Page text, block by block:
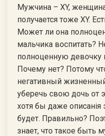
Мужчина – XY,
получается тоже XY.
Может ли она
мальчика воспитать?
полноценную девочку
Почему нет? Потому
негативный
уберечь свою дочь от
хотя бы даже описанiя
будет. Правильно?
знает, что такое быть